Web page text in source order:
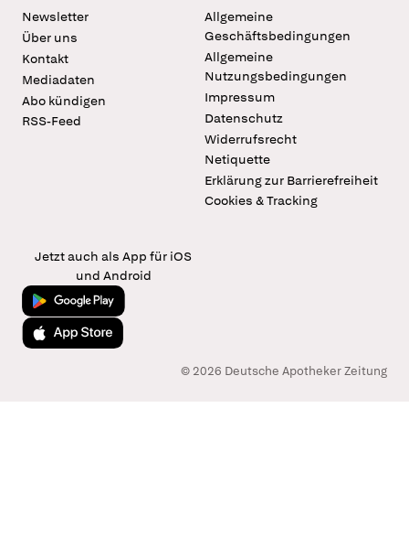
Newsletter
Über uns
Kontakt
Mediadaten
Abo kündigen
RSS-Feed
Allgemeine
Geschäftsbedingungen
Allgemeine
Nutzungsbedingungen
Impressum
Datenschutz
Widerrufsrecht
Netiquette
Erklärung zur Barrierefreiheit
Cookies & Tracking
Jetzt auch als App für iOS
und Android
Jetzt bei Google Play
Laden im App Store
© 2026 Deutsche Apotheker Zeitung